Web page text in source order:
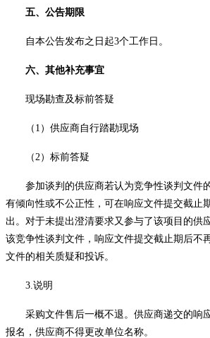
五、公告期限
自本公告发布之日起3个工作日。
六、其他补充事宜
现场勘查及标前答疑
（ 1 ） 供应商自行踏勘现场
（ 2 ） 标前答疑
参加谈判的供应商若认为竞争性谈判文件
有倾向性或不公正性，可在响应文件提交截止
出。对于未提出澄清要求又参与了该项目的供
该竞争性谈判文件，响应文件提交截止期后不
文件的相关质疑和投诉。
3. 说明
采购文件售后一概不退。供应商递交的响
报名，供应商不得更改单位名称。